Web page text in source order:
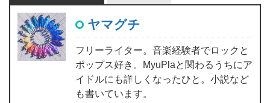
ヤマグチ
フリーライター。音楽経験者でロックと
ポップス好き。MyuPlaと関わるうちにア
イドルにも詳しくなったひと。小説など
も書いています。